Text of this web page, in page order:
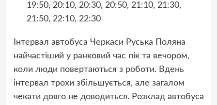
19:50, 20:10, 20:30, 20:50, 21:10, 21:30,
21:50, 22:10, 22:30
Інтервал автобуса Черкаси Руська Поляна
найчастіший у ранковий час пік та вечором,
коли люди повертаються з роботи. Вдень
інтервал трохи збільшується, але загалом
чекати довго не доводиться. Розклад автобуса